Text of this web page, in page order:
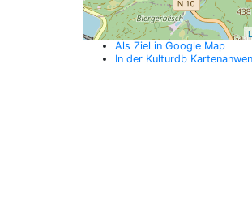
Als Ziel in Google Map
In der Kulturdb